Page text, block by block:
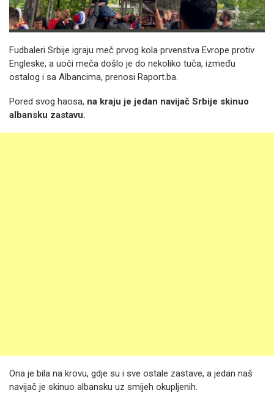
Fudbaleri Srbije igraju meč prvog kola prvenstva Evrope protiv
Engleske, a uoči meča došlo je do nekoliko tuča, između
ostalog i sa Albancima, prenosi Raport.ba.
Pored svog haosa, na kraju je jedan navijač Srbije skinuo
albansku zastavu.
Ona je bila na krovu, gdje su i sve ostale zastave, a jedan naš
navijač je skinuo albansku uz smijeh okupljenih.